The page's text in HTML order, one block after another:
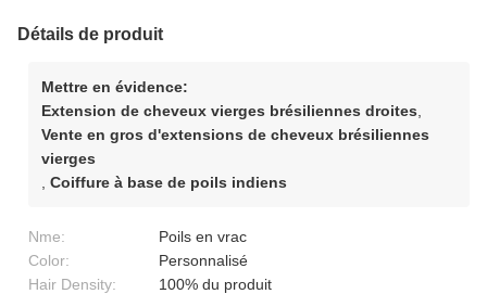
Détails de produit
Mettre en évidence:
Extension de cheveux vierges brésiliennes droites
Vente en gros d'extensions de cheveux brésiliennes
vierges
Coiffure à base de poils indiens
Nme:
Poils en vrac
Color:
Personnalisé
Hair Density:
100% du produit